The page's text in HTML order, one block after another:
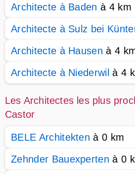
Architecte à Baden à 4 km
Architecte à Sulz bei
Architecte à Hausen à 4
Architecte à Niederwil à 4
Les Architectes les plus
Castor
BELE Architekten à 0 km
Zehnder Bauexperten à 0